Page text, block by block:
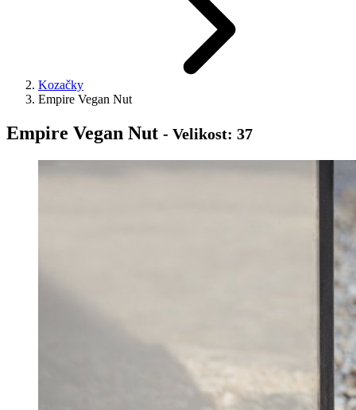
Kozačky
Empire Vegan Nut
Empire Vegan Nut - Velikost: 37